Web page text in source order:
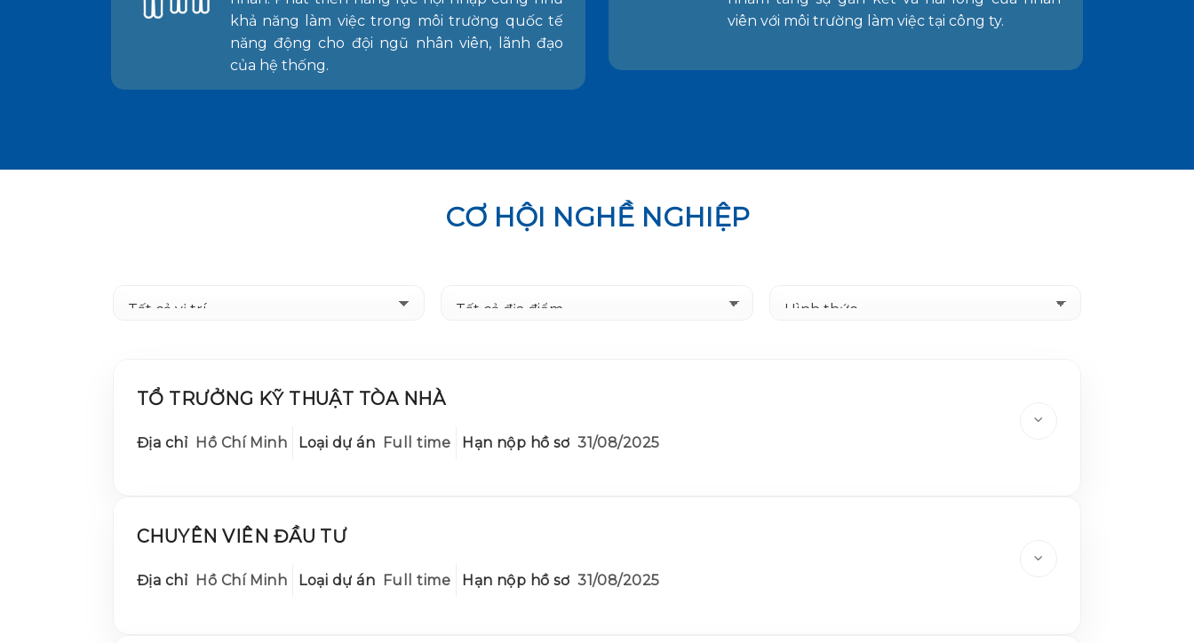
khả năng làm việc trong môi trường quốc tế
năng động cho đội ngũ nhân viên, lãnh đạo
của hệ thống.
viên với môi trường làm việc tại công ty.
CƠ HỘI NGHỀ NGHIỆP
TỔ TRƯỞNG KỸ THUẬT TÒA NHÀ
Địa chỉ Hồ Chí Minh Loại dự ánFull time Hạn nộp hồ sơ 31/08/2025
CHUYÊN VIÊN ĐẦU TƯ
Địa chỉ Hồ Chí Minh Loại dự ánFull time Hạn nộp hồ sơ 31/08/2025